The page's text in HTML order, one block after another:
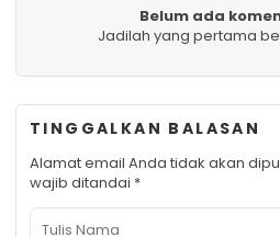
Belum ada
Jadilah yang pertama
TINGGALKAN BALASAN
Alamat email Anda tidak akan
wajib ditandai *